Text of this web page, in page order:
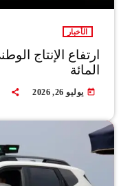
الأخبار
المائة
today يوليو 26, 2026